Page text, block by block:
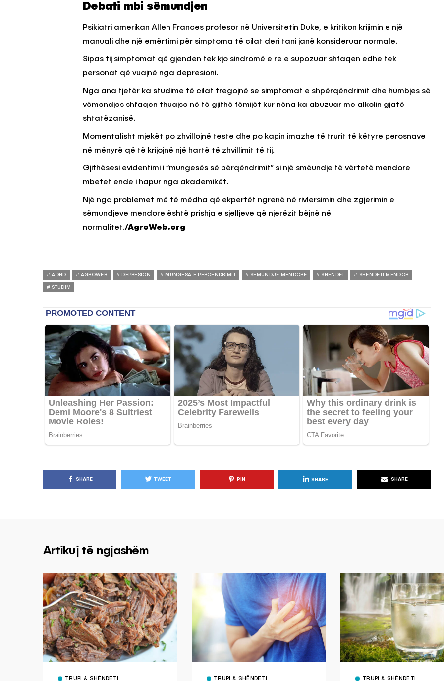
Debati mbi sëmundjen
Psikiatri amerikan Allen Frances profesor në Universitetin Duke, e kritikon krijimin e një
manuali dhe një emërtimi për simptoma të cilat deri tani janë konsideruar normale.
Sipas tij simptomat që gjenden tek kjo sindromë e re e supozuar shfaqen edhe tek
personat që vuajnë nga depresioni.
Nga ana tjetër ka studime të cilat tregojnë se simptomat e shpërqëndrimit dhe humbjes së
vëmendjes shfaqen thuajse në të gjithë fëmijët kur nëna ka abuzuar me alkolin gjatë
shtatëzanisë.
Momentalisht mjekët po zhvillojnë teste dhe po kapin imazhe të trurit të këtyre perosnave
në mënyrë që të krijojnë një hartë të zhvillimit të tij.
Gjithësesi evidentimi i “mungesës së përqëndrimit” si një smëundje të vërtetë mendore
mbetet ende i hapur nga akademikët.
Një nga problemet më të mëdha që ekpertët ngrenë në rivlersimin dhe zgjerimin e
sëmundjeve mendore është prishja e sjelljeve që njerëzit bëjnë në
normalitet./AgroWeb.org
ADHD AGROWEB DEPRESION MUNGESA E PERQENDRIMIT SEMUNDJE MENDORE SHENDET SHENDETI MENDOR
STUDIM
SHARE TWEET PIN SHARE SHARE
Artikuj të ngjashëm
TRUPI & SHËNDETI TRUPI & SHËNDETI TRUPI & SHËNDETI